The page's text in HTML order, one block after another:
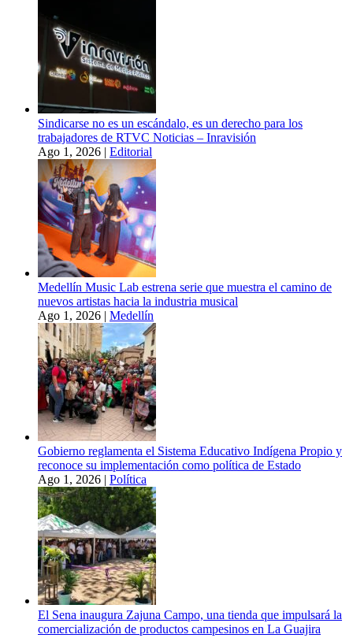
Sindicarse no es un escándalo, es un derecho para los
trabajadores de RTVC Noticias – Inravisión
Ago 1, 2026 | Editorial
Medellín Music Lab estrena serie que muestra el camino de
nuevos artistas hacia la industria musical
Ago 1, 2026 | Medellín
Gobierno reglamenta el Sistema Educativo Indígena Propio y
reconoce su implementación como política de Estado
Ago 1, 2026 | Política
El Sena inaugura Zajuna Campo, una tienda que impulsará la
comercialización de productos campesinos en La Guajira